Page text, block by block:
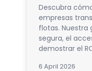
Descubra
empresas
flotas.
segura, el
demostrar el
6 April 2026